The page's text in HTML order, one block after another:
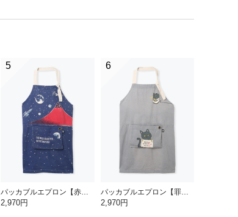
5
パッカブルエプロン【赤富士】
2,970円
6
パッカブルエプロン【罪深ネコ】
2,970円